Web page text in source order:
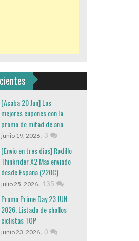
[Acaba 20 Jun] Los
mejores cupones con la
promo de mitad de año
junio 19, 2026, 3
[Envio en tres dias] Rodillo
Thinkrider X2 Max enviado
desde España (220€)
julio 25, 2026, 135
Promo Prime Day 23 JUN
2026. Listado de chollos
ciclistas TOP
junio 23, 2026, 0